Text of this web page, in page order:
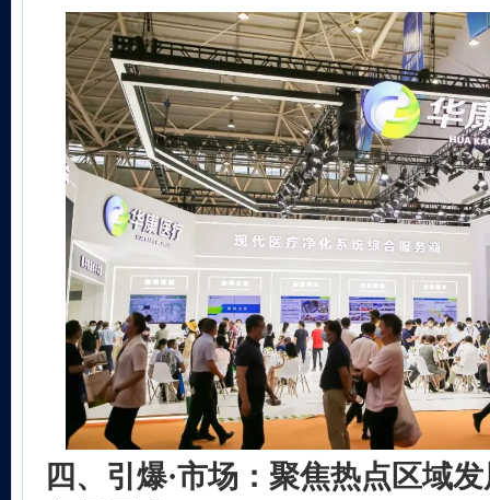
四、引爆·市场：聚焦热点区域